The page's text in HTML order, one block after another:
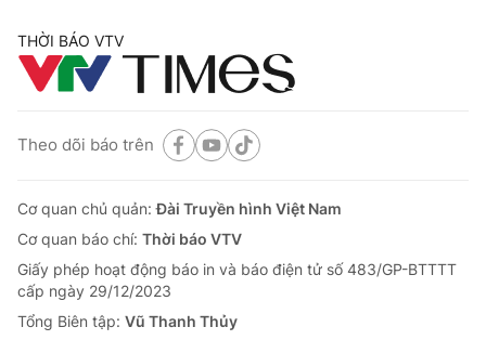
THỜI BÁO VTV
Theo dõi báo trên
Cơ quan chủ quản:Đài Truyền hình Việt Nam
Cơ quan báo chí: Thời báo VTV
Giấy phép hoạt động báo in và báo điện tử số 483/GP-BTTTT
cấp ngày 29/12/2023
Tổng Biên tập: Vũ Thanh Thủy